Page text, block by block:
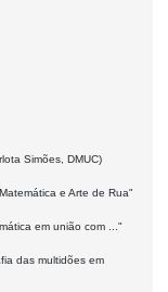
Simões, DMUC)
e Arte de Rua"
em união com ..."
das multidões em